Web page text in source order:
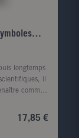
longtemps
il
comme
Dans ce
à une
17,85 €